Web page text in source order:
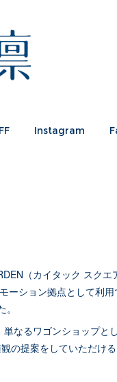
Instagram
（カイタック スク
ーション拠点として利
なるワゴンショップと
の提案をしていただけ